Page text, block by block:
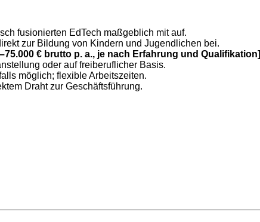
fusionierten EdTech maßgeblich mit auf.
zur Bildung von Kindern und Jugendlichen bei.
€ brutto p. a., je nach Erfahrung und Qualifikation]
oder auf freiberuflicher Basis.
möglich; flexible Arbeitszeiten.
Draht zur Geschäftsführung.